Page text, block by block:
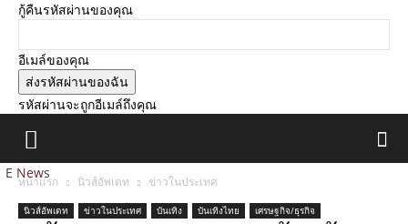
กู้คืนรหัสผ่านของคุณ
อีเมล์ของคุณ
รหัสผ่านจะถูกอีเมล์ถึงคุณ
E News
หน้าแรก นิวส์อัพเดท ข่าวในประเทศ
นิวส์อัพเดท ข่าวในประเทศ บันเทิง บันเทิงไทย เศรษฐกิจ/ธุรกิจ